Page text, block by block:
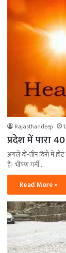
Rajasthandeep
प्रदेश में पारा
अगले दो-तीन दिनों में
है। भीषण गर्मी…
Read More »